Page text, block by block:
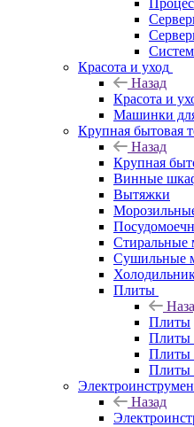
Красота и уход
Назад
Красота и
Машинки
Крупная бытовая
Назад
Крупная
Винные
Вытяжки
Сушильные
Плиты
Плиты
Плиты
Плиты
Плиты
Назад